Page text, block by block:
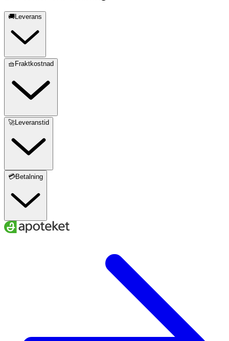
🚚Leverans
🧺Fraktkostnad
🚀Leveranstid
💳Betalning